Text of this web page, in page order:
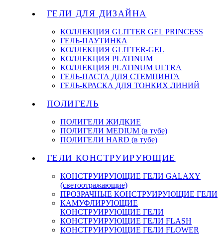
ГЕЛИ ДЛЯ ДИЗАЙНА
КОЛЛЕКЦИЯ GLITTER GEL PRINCESS
ГЕЛЬ-ПАУТИНКА
КОЛЛЕКЦИЯ GLITTER-GEL
КОЛЛЕКЦИЯ PLATINUM
КОЛЛЕКЦИЯ PLATINUM ULTRA
ГЕЛЬ-ПАСТА ДЛЯ СТЕМПИНГА
ГЕЛЬ-КРАСКА ДЛЯ ТОНКИХ ЛИНИЙ
ПОЛИГЕЛЬ
ПОЛИГЕЛИ ЖИДКИЕ
ПОЛИГЕЛИ MEDIUM (в тубе)
ПОЛИГЕЛИ HARD (в тубе)
ГЕЛИ КОНСТРУИРУЮЩИЕ
КОНСТРУИРУЮЩИЕ ГЕЛИ GALAXY
(светоотражающие)
ПРОЗРАЧНЫЕ КОНСТРУИРУЮЩИЕ ГЕЛИ
КАМУФЛИРУЮЩИЕ
КОНСТРУИРУЮЩИЕ ГЕЛИ
КОНСТРУИРУЮЩИЕ ГЕЛИ FLASH
КОНСТРУИРУЮЩИЕ ГЕЛИ FLOWER